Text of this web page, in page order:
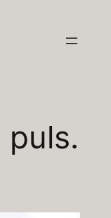
puls.